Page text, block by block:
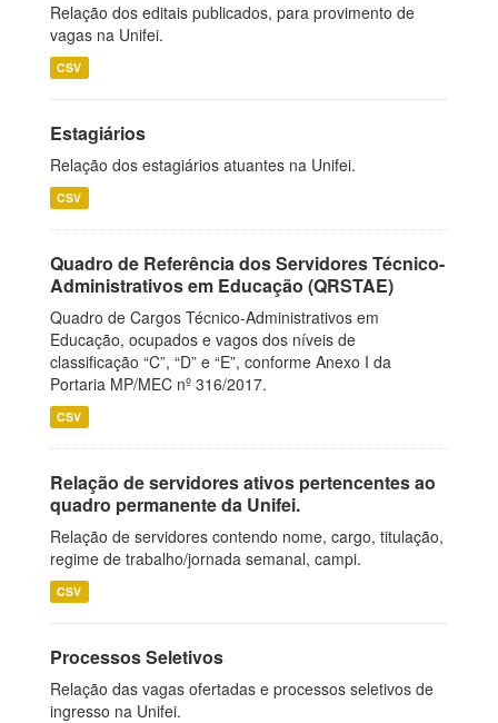
Relação dos editais publicados, para provimento de
vagas na Unifei.
CSV
Estagiários
Relação dos estagiários atuantes na Unifei.
CSV
Quadro de Referência dos Servidores Técnico-
Administrativos em Educação (QRSTAE)
Quadro de Cargos Técnico-Administrativos em
Educação, ocupados e vagos dos níveis de
classificação “C”, “D” e “E”, conforme Anexo I da
Portaria MP/MEC nº 316/2017.
CSV
Relação de servidores ativos pertencentes ao
quadro permanente da Unifei.
Relação de servidores contendo nome, cargo, titulação,
regime de trabalho/jornada semanal, campi.
CSV
Processos Seletivos
Relação das vagas ofertadas e processos seletivos de
ingresso na Unifei.